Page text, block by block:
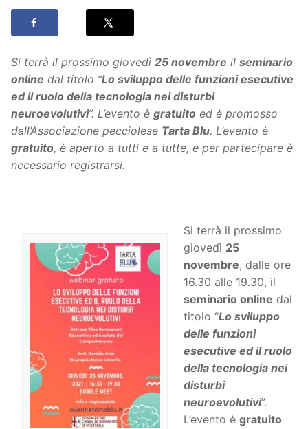
Si terrà il prossimo giovedì 25 novembre il seminario
online dal titolo “Lo sviluppo delle funzioni esecutive
ed il ruolo della tecnologia nei disturbi
neuroevolutivi”. L’evento è gratuito ed è promosso
dall’Associazione pecciolese Tarta Blu. L’evento è
gratuito, è aperto a tutti e a tutte, e per partecipare è
necessario registrarsi.
Si terrà il prossimo
giovedì 25
novembre, dalle ore
16.30 alle 19.30, il
seminario online dal
titolo “Lo sviluppo
delle funzioni
esecutive ed il ruolo
della tecnologia nei
disturbi
neuroevolutivi”.
L’evento è gratuito